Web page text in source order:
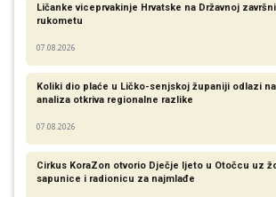
Ličanke viceprvakinje Hrvatske na Državnoj
rukometu
07.08.2026
Koliki dio plaće u Ličko-senjskoj županiji odlazi na
analiza otkriva regionalne razlike​
07.08.2026
Cirkus KoraZon otvorio Dječje ljeto u Otočcu uz
sapunice i radionicu za najmlađe